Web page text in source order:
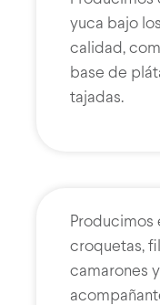
yuca bajo
calidad,
base de
tajadas.
Producimos
croquetas,
camarones